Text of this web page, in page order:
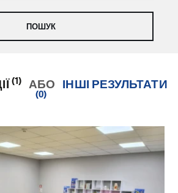
(1) АБО ІНШІ РЕЗУЛЬТАТИ
(0)